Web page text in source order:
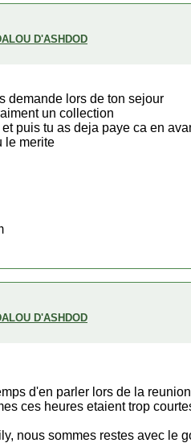
D'ASHDOD
demande lors de ton sejour
un collection
puis tu as deja paye ca en
le merite
D'ASHDOD
d'en parler lors de la
ces heures etaient trop
nous sommes restes avec le